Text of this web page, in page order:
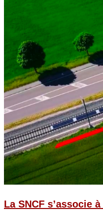
La SNCF s’associe